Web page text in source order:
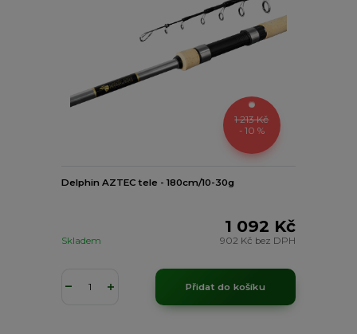
1 213 Kč
- 10 %
Delphin AZTEC tele - 180cm/10-30g
1 092 Kč
902 Kč bez DPH
Skladem
Přidat do košíku